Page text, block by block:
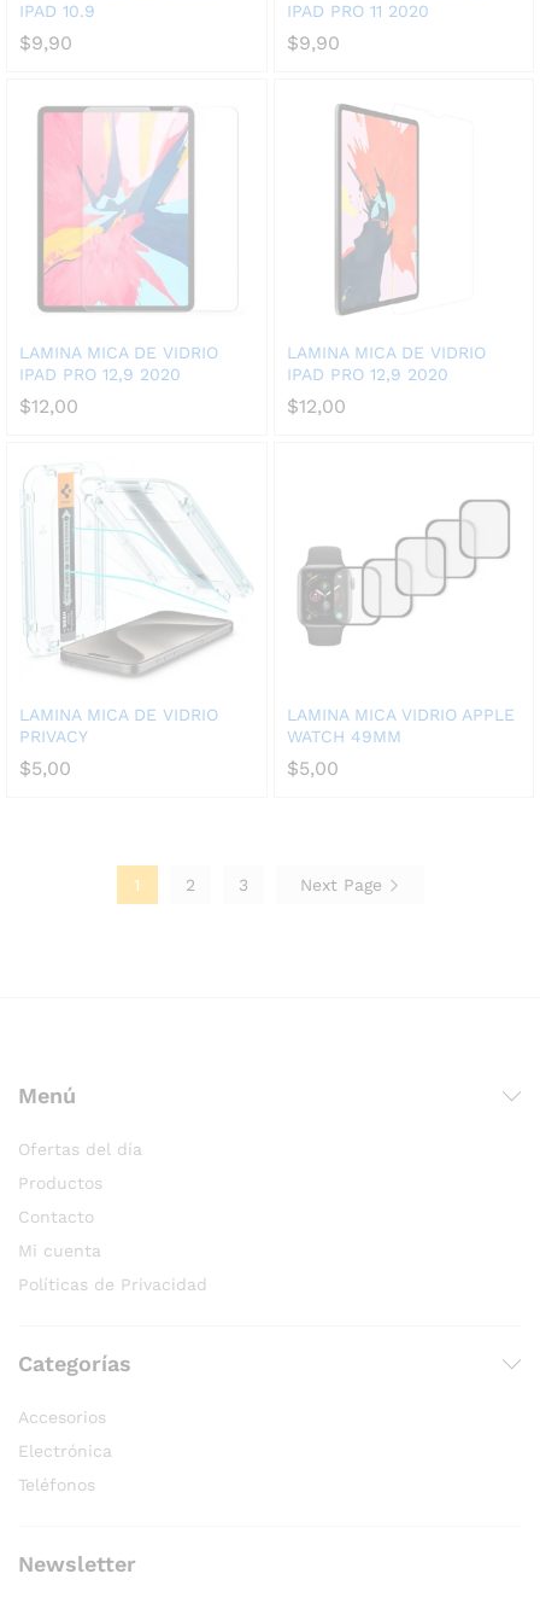
IPAD 10.9
$9,90
IPAD PRO 11 2020
$9,90
LAMINA MICA DE VIDRIO
IPAD PRO 12,9 2020
$12,00
LAMINA MICA DE VIDRIO
IPAD PRO 12,9 2020
$12,00
LAMINA MICA DE VIDRIO
PRIVACY
$5,00
LAMINA MICA VIDRIO APPLE
WATCH 49MM
$5,00
1 2 3 Next Page
Menú
Ofertas del día
Productos
Contacto
Mi cuenta
Políticas de Privacidad
Categorías
Accesorios
Electrónica
Teléfonos
Newsletter